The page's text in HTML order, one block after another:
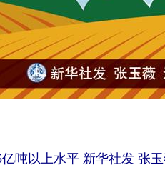
吨以上水平 新华社发 张